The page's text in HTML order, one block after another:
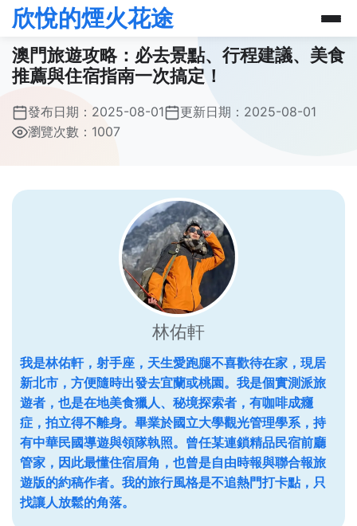
欣悅的煙火花途
澳門旅遊攻略：必去景點、行程建議、美食
推薦與住宿指南一次搞定！
發布日期： 2025-08-01 更新日期： 2025-08-01
瀏覽次數：1007
林佑軒
我是林佑軒，射手座，天生愛跑腿不喜歡待在家，現居
新北市，方便隨時出發去宜蘭或桃園。我是個實測派旅
遊者，也是在地美食獵人、秘境探索者，有咖啡成癮
症，拍立得不離身。畢業於國立大學觀光管理學系，持
有中華民國導遊與領隊執照。曾任某連鎖精品民宿前廳
管家，因此最懂住宿眉角，也曾是自由時報與聯合報旅
遊版的約稿作者。我的旅行風格是不追熱門打卡點，只
找讓人放鬆的角落。